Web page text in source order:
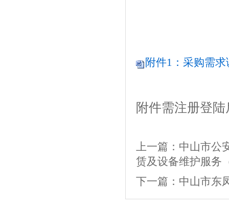
附件1：采购需
附件需注册登
上一篇： 中山市公
赁及设备维护服务
下一篇： 中山市东